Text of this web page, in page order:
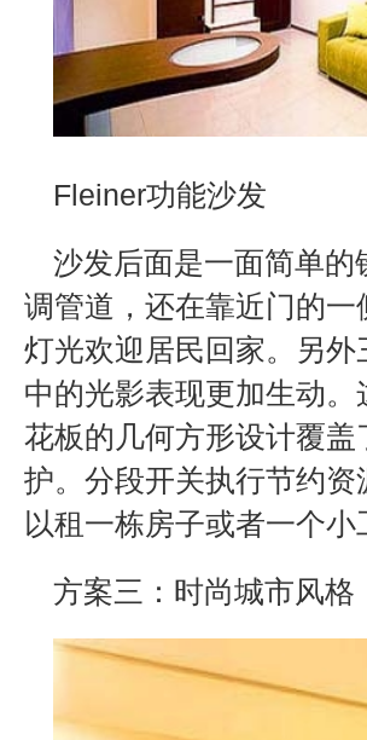
Fleiner功能沙发
沙发后面是一面简单
调管道，还在靠近门的
灯光欢迎居民回家。另
中的光影表现更加生动
花板的几何方形设计覆
护。分段开关执行节约
以租一栋房子或者一个
方案三：时尚城市风格